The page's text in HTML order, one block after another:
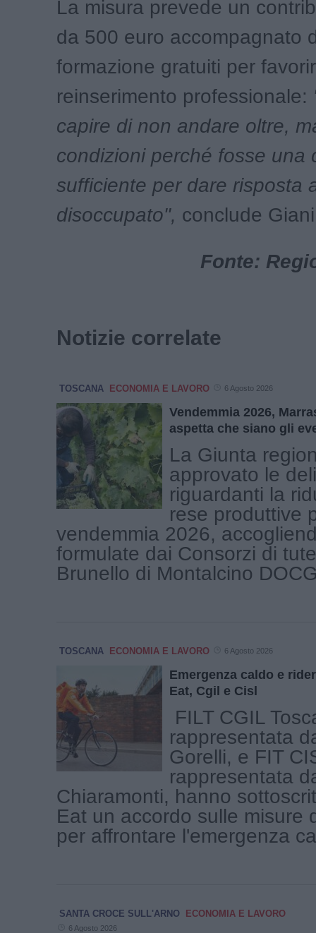
La misura prevede un
da 500 euro accompagnato
formazione gratuiti per
reinserimento professionale:
capire di non andare oltre,
condizioni perché fosse una
sufficiente per dare risposta
disoccupato", conclude
Fonte:
Notizie correlate
TOSCANA ECONOMIA E LAVORO 6 Agosto 2026
Vendemmia 2026,
aspetta che siano gli
La Giunta
approvato le
riguardanti la
rese produttive
vendemmia 2026,
formulate dai Consorzi di
Brunello di Montalcino
TOSCANA ECONOMIA E LAVORO 6 Agosto 2026
Emergenza caldo e
Eat, Cgil e Cisl
FILT CGIL
rappresentata
Gorelli, e FIT
rappresentata
Chiaramonti, hanno
Eat un accordo sulle misure
per affrontare l'emergenza
SANTA CROCE SULL'ARNO ECONOMIA E LAVORO
6 Agosto 2026